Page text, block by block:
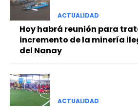
ACTUALIDAD
Hoy habrá reunión para
incremento de la minería
del Nanay
ACTUALIDAD